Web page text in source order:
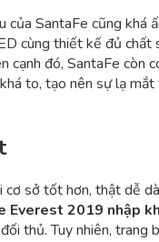
của SantaFe cũng khá
cùng thiết kế đủ chất
cạnh đó, SantaFe còn
to, tạo nên sự lạ
cơ sở tốt hơn, thật dễ
Everest 2019 nhập
thủ. Tuy nhiên, trang